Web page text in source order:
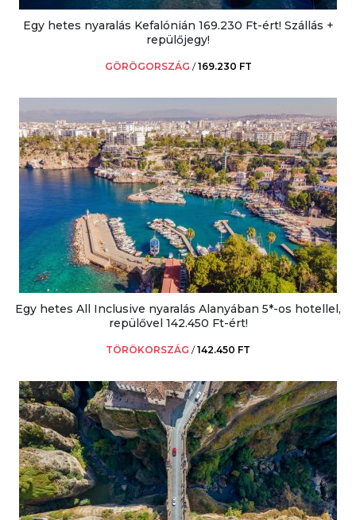
Egy hetes nyaralás Kefalónián 169.230 Ft-ért! Szállás +
repülőjegy!
GÖRÖGORSZÁG /169.230 FT
Egy hetes All Inclusive nyaralás Alanyában 5*-os hotellel,
repülővel 142.450 Ft-ért!
TÖRÖKORSZÁG /142.450 FT